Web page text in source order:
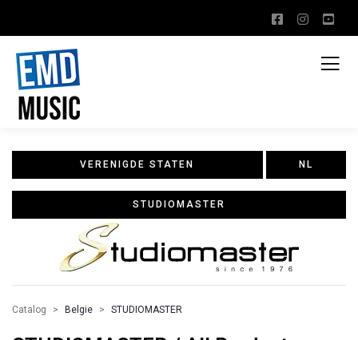
VERENIGDE STATEN NL
STUDIOMASTER
Catalog Belgie STUDIOMASTER